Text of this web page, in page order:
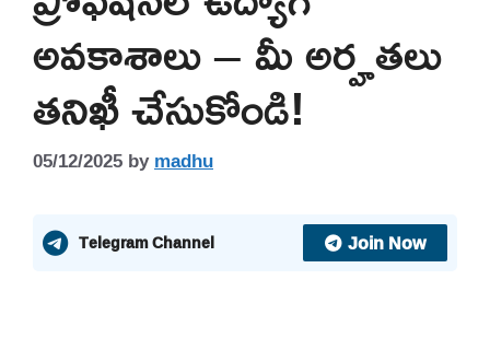
అవకాశాలు – మీ అర్హతలు
తనిఖీ చేసుకోండి!
05/12/2025bymadhu
Telegram Channel Join Now